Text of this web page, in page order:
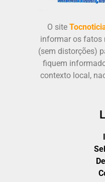
O site
informar os fatos
(sem distorções)
fiquem
contexto local,